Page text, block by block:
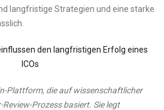
langfristige Strategien und eine starke
Plattform, die auf wissenschaftlicher
Prozess basiert. Sie legt